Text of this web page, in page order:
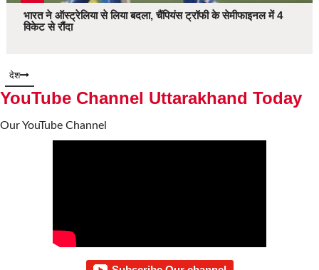
भारत ने ऑस्ट्रेलिया से लिया बदला, चैंपियंस ट्रॉफी के सेमीफाइनल में 4
विकेट से रौंदा
देश
YouTube Channel Uttarakhand Today
Our YouTube Channel